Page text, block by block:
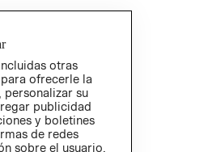
otras
ofrecerle la
su
publicidad
y boletines
de redes
sobre el usuario,